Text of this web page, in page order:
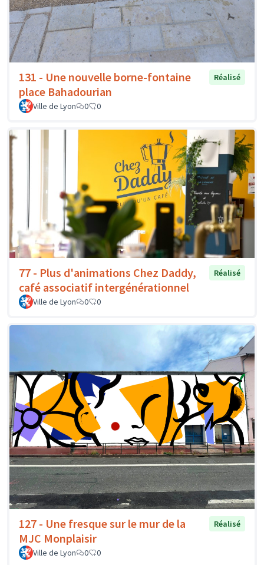
131 - Une nouvelle borne-fontaine
place Bahadourian
Réalisé
Ville de Lyon 0 0
77 - Plus d'animations Chez Daddy,
café associatif intergénérationnel
Réalisé
Ville de Lyon 0 0
127 - Une fresque sur le mur de la
MJC Monplaisir
Réalisé
Ville de Lyon 0 0